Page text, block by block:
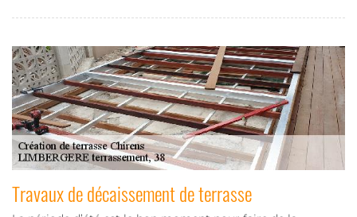
Travaux de décaissement de terrasse